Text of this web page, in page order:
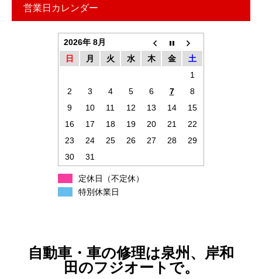
営業日カレンダー
2026年 8月
日
月 火 水 木 金
土
1
2
3 4 5 6 7
8
9
10 11 12 13 14
15
16
17 18 19 20 21
22
23
24 25 26 27 28
29
30
31
定休日（不定休）
特別休業日
自動車・車の修理は泉州、岸和
田のフジオートで。